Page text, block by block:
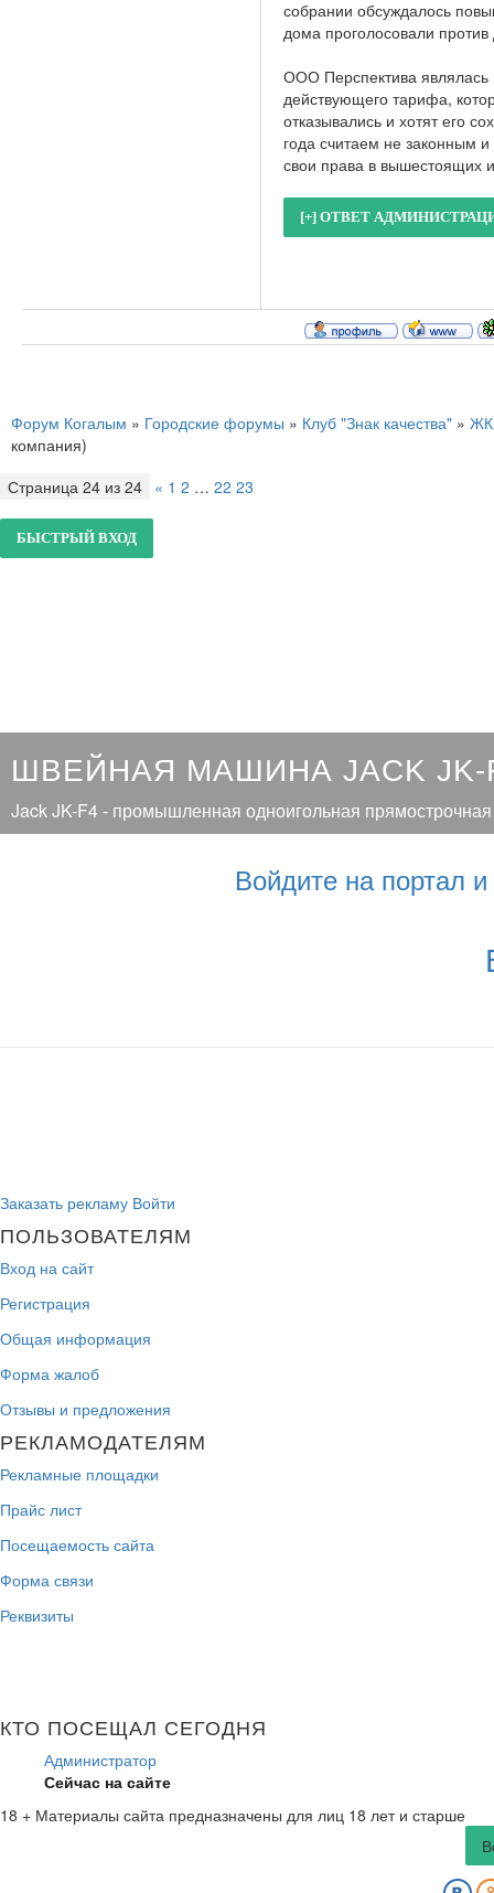
собрании обсуждалось
дома проголосовали
ООО Перспектива
действующего тарифа,
отказывались и хотят его
года считаем не законным
свои права в вышестоящих
Форум Когалым » Городские форумы » Клуб "Знак качества" »
компания)
Страница 24 из 24 « 1 2 … 22 23
ШВЕЙНАЯ МАШИНА JACK JK-
Jack JK-F4 - промышленная одноигольная
Войдите на портал
Заказать рекламу Войти
ПОЛЬЗОВАТЕЛЯМ
Вход на сайт
Регистрация
Общая информация
Форма жалоб
Отзывы и предложения
РЕКЛАМОДАТЕЛЯМ
Рекламные площадки
Прайс лист
Посещаемость сайта
Форма связи
Реквизиты
КТО ПОСЕЩАЛ СЕГОДНЯ
Администратор
Сейчас на сайте
18 + Материалы сайта предназначены для лиц 18 лет и старше